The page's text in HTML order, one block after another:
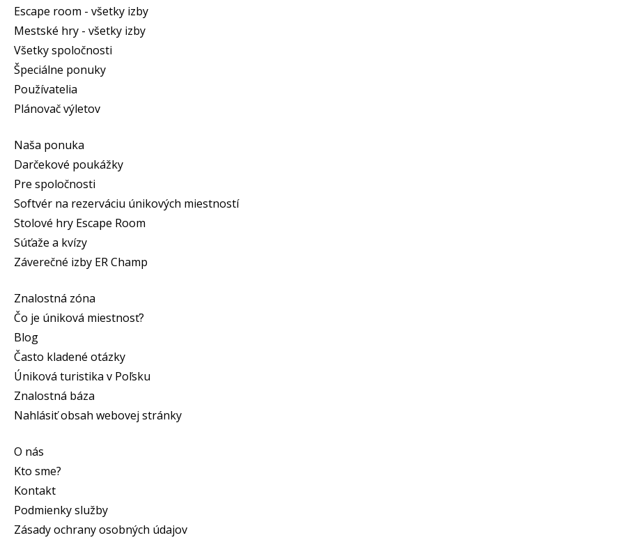
Escape room - všetky izby
Mestské hry - všetky izby
Všetky spoločnosti
Špeciálne ponuky
Používatelia
Plánovač výletov
Naša ponuka
Darčekové poukážky
Pre spoločnosti
Softvér na rezerváciu únikových miestností
Stolové hry Escape Room
Súťaže a kvízy
Záverečné izby ER Champ
Znalostná zóna
Čo je úniková miestnosť?
Blog
Často kladené otázky
Úniková turistika v Poľsku
Znalostná báza
Nahlásiť obsah webovej stránky
O nás
Kto sme?
Kontakt
Podmienky služby
Zásady ochrany osobných údajov